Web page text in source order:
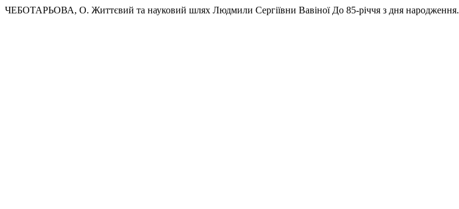
ЧЕБОТАРЬОВА, О. Життєвий та науковий шлях Людмили Сергіївни Вавіної До 85-річчя з дня народження.